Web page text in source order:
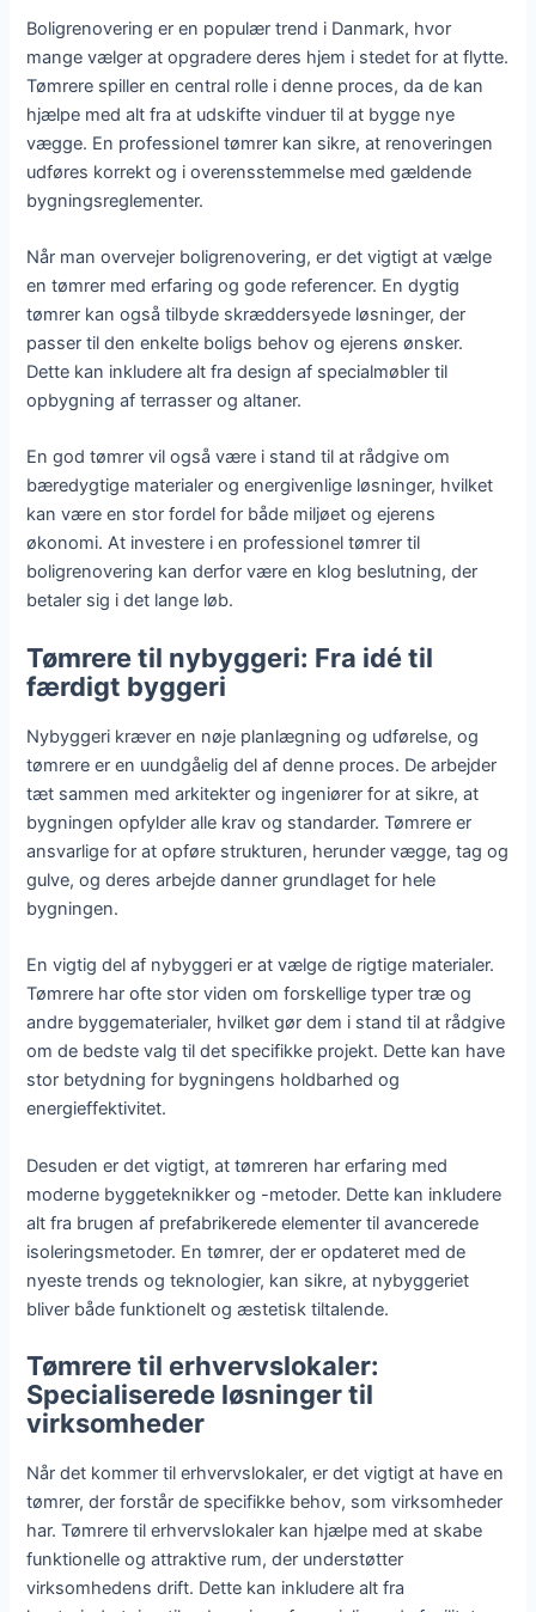
Boligrenovering er en populær trend i Danmark, hvor
mange vælger at opgradere deres hjem i stedet for at flytte.
Tømrere spiller en central rolle i denne proces, da de kan
hjælpe med alt fra at udskifte vinduer til at bygge nye
vægge. En professionel tømrer kan sikre, at renoveringen
udføres korrekt og i overensstemmelse med gældende
bygningsreglementer.
Når man overvejer boligrenovering, er det vigtigt at vælge
en tømrer med erfaring og gode referencer. En dygtig
tømrer kan også tilbyde skræddersyede løsninger, der
passer til den enkelte boligs behov og ejerens ønsker.
Dette kan inkludere alt fra design af specialmøbler til
opbygning af terrasser og altaner.
En god tømrer vil også være i stand til at rådgive om
bæredygtige materialer og energivenlige løsninger, hvilket
kan være en stor fordel for både miljøet og ejerens
økonomi. At investere i en professionel tømrer til
boligrenovering kan derfor være en klog beslutning, der
betaler sig i det lange løb.
Tømrere til nybyggeri: Fra idé til
færdigt byggeri
Nybyggeri kræver en nøje planlægning og udførelse, og
tømrere er en uundgåelig del af denne proces. De arbejder
tæt sammen med arkitekter og ingeniører for at sikre, at
bygningen opfylder alle krav og standarder. Tømrere er
ansvarlige for at opføre strukturen, herunder vægge, tag og
gulve, og deres arbejde danner grundlaget for hele
bygningen.
En vigtig del af nybyggeri er at vælge de rigtige materialer.
Tømrere har ofte stor viden om forskellige typer træ og
andre byggematerialer, hvilket gør dem i stand til at rådgive
om de bedste valg til det specifikke projekt. Dette kan have
stor betydning for bygningens holdbarhed og
energieffektivitet.
Desuden er det vigtigt, at tømreren har erfaring med
moderne byggeteknikker og -metoder. Dette kan inkludere
alt fra brugen af prefabrikerede elementer til avancerede
isoleringsmetoder. En tømrer, der er opdateret med de
nyeste trends og teknologier, kan sikre, at nybyggeriet
bliver både funktionelt og æstetisk tiltalende.
Tømrere til erhvervslokaler:
Specialiserede løsninger til
virksomheder
Når det kommer til erhvervslokaler, er det vigtigt at have en
tømrer, der forstår de specifikke behov, som virksomheder
har. Tømrere til erhvervslokaler kan hjælpe med at skabe
funktionelle og attraktive rum, der understøtter
virksomhedens drift. Dette kan inkludere alt fra